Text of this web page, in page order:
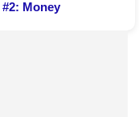
#2: Money